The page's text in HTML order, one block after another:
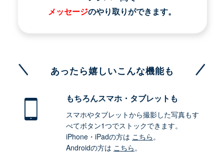
メッセージのやり取りができます。
あったら嬉しいこんな機能も
もちろんスマホ・タブレットも
スマホやタブレットから撮影した写真もす
べてボタン1つでストックできます。
iPhone・iPadの方は こちら。
Androidの方は こちら。